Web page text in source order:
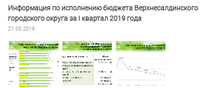
Информация по исполнению бюджета Верхнесалдинского
городского округа за I квартал 2019 года
21.05.2019